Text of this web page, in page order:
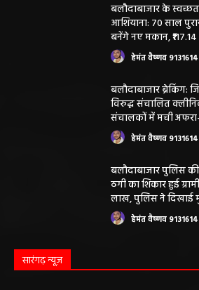
बलौदाबाजार के
आशियाना: 70 साल
बनेंगे नए मकान,
हेमंत वैष्णव
बलौदाबाजार ब्रेकिंग:
विरुद्ध संचालित
संचालकों में मची
हेमंत वैष्णव
बलौदाबाजार पुलिस
ठगी का शिकार हुई
लाख, पुलिस ने दिखाई
हेमंत वैष्णव
सारंगढ़ न्यूज़